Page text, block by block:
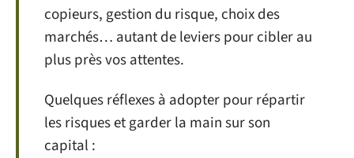
copieurs, gestion du risque, choix des
marchés… autant de leviers pour cibler au
plus près vos attentes.
Quelques réflexes à adopter pour répartir
les risques et garder la main sur son
capital :